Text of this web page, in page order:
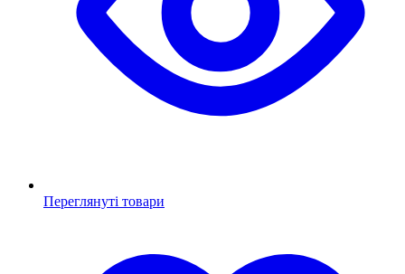
Переглянуті товари